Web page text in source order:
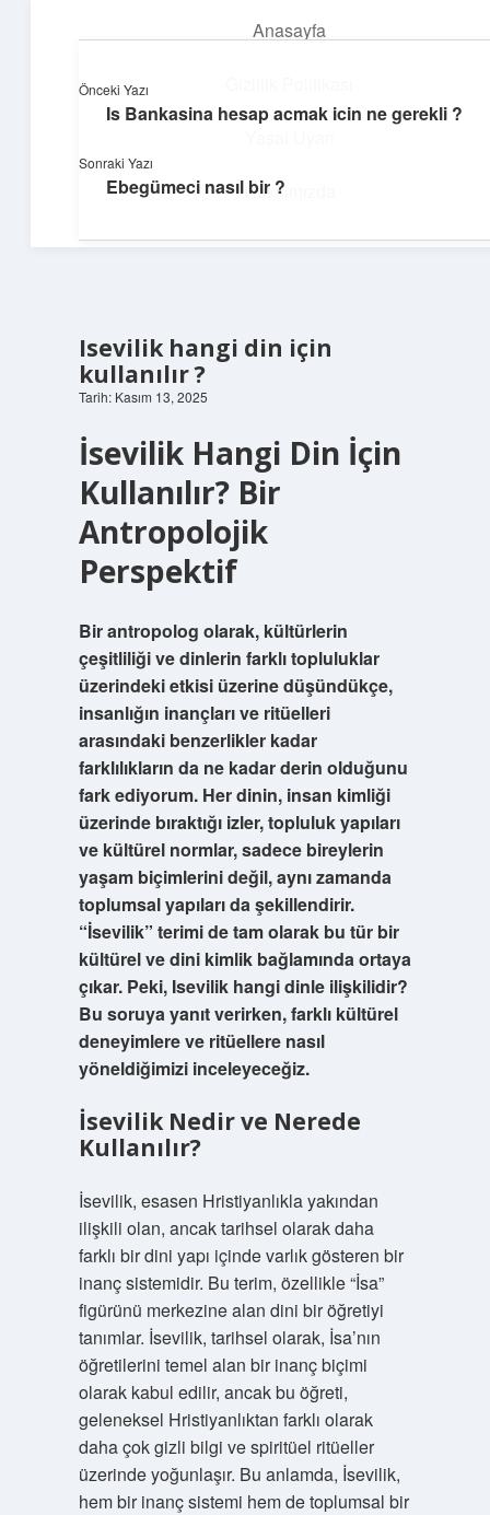
Anasayfa
Hakkımızda
Huzurlu Yaşam Tüyoları
Hayatına ferahlık katan öneriler!
Isevilik hangi din için
kullanılır ?
Tarih: Kasım 13, 2025
İsevilik Hangi Din İçin
Kullanılır? Bir
Antropolojik
Perspektif
Bir antropolog olarak, kültürlerin
çeşitliliği ve dinlerin farklı topluluklar
üzerindeki etkisi üzerine düşündükçe,
insanlığın inançları ve ritüelleri
arasındaki benzerlikler kadar
farklılıkların da ne kadar derin olduğunu
fark ediyorum. Her dinin, insan kimliği
üzerinde bıraktığı izler, topluluk yapıları
ve kültürel normlar, sadece bireylerin
yaşam biçimlerini değil, aynı zamanda
toplumsal yapıları da şekillendirir.
“İsevilik” terimi de tam olarak bu tür bir
kültürel ve dini kimlik bağlamında ortaya
çıkar. Peki, Isevilik hangi dinle ilişkilidir?
Bu soruya yanıt verirken, farklı kültürel
deneyimlere ve ritüellere nasıl
yöneldiğimizi inceleyeceğiz.
İsevilik Nedir ve Nerede
Kullanılır?
İsevilik, esasen Hristiyanlıkla yakından
ilişkili olan, ancak tarihsel olarak daha
farklı bir dini yapı içinde varlık gösteren bir
inanç sistemidir. Bu terim, özellikle “İsa”
figürünü merkezine alan dini bir öğretiyi
tanımlar. İsevilik, tarihsel olarak, İsa’nın
öğretilerini temel alan bir inanç biçimi
olarak kabul edilir, ancak bu öğreti,
geleneksel Hristiyanlıktan farklı olarak
daha çok gizli bilgi ve spiritüel ritüeller
üzerinde yoğunlaşır. Bu anlamda, İsevilik,
hem bir inanç sistemi hem de toplumsal bir
Önceki Yazı
Is Bankasina hesap acmak icin ne gerekli ?
Sonraki Yazı
Ebegümeci nasıl bir ?